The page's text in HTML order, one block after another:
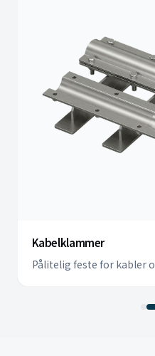
Kabelklammer
Pålitelig feste for kabler og rør.